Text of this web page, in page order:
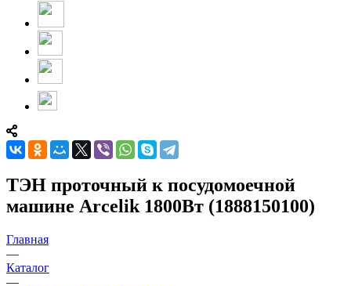
ТЭН проточный к посудомоечной
машине Arcelik 1800Вт (1888150100)
Главная
—
Каталог
—